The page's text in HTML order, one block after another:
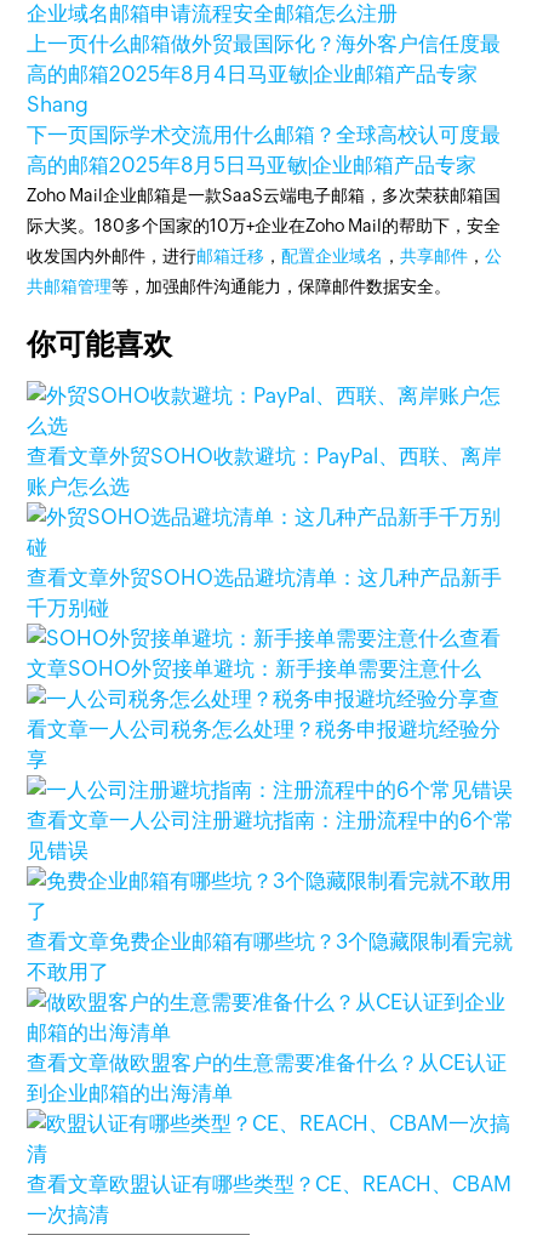
企业域名邮箱申请流程安全邮箱怎么注册
上一页什么邮箱做外贸最国际化？海外客户信任度最
高的邮箱2025年8月4日马亚敏|企业邮箱产品专家
Shang
下一页国际学术交流用什么邮箱？全球高校认可度最
高的邮箱2025年8月5日马亚敏|企业邮箱产品专家
Zoho Mail企业邮箱是一款SaaS云端电子邮箱，多次荣获邮箱国
际大奖。180多个国家的10万+企业在Zoho Mail的帮助下，安全
收发国内外邮件，进行邮箱迁移 ，配置企业域名 ，共享邮件 ，公
共邮箱管理等，加强邮件沟通能力，保障邮件数据安全。
你可能喜欢
查看文章外贸SOHO收款避坑：PayPal、西联、离岸
账户怎么选
查看文章外贸SOHO选品避坑清单：这几种产品新手
千万别碰
查看
文章SOHO外贸接单避坑：新手接单需要注意什么
查
看文章一人公司税务怎么处理？税务申报避坑经验分
享
查看文章一人公司注册避坑指南：注册流程中的6个常
见错误
查看文章免费企业邮箱有哪些坑？3个隐藏限制看完就
不敢用了
查看文章做欧盟客户的生意需要准备什么？从CE认证
到企业邮箱的出海清单
查看文章欧盟认证有哪些类型？CE、REACH、CBAM
一次搞清